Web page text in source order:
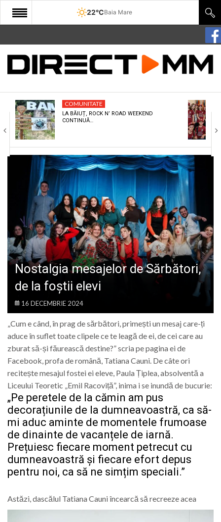
22°CBaia Mare
START
COMUNITATE
CULTURA
ECONOMIE
SANATATE
SPORT
SPECIAL
POLITIC
LIFE
COMUNITATE
LA BĂIUȚ, ROCK N’ ROAD WEEKEND
CONTINUĂ…
Nostalgia mesajelor de Sărbători,
de la foștii elevi
16 DECEMBRIE 2024
„Cum e când, în prag de sărbători, primești un mesaj care-ți
aduce în suflet toate clipele ce te leagă de ei, de cei care au
zburat să-și făurească destine?” scria pe pagina ei de
Facebook, profa de română, Tatiana Cauni. De câte ori
recitește mesajul fostei ei eleve, Paula Țiplea, absolventă a
Liceului Teoretic „Emil Racoviță”, inima i se inundă de bucurie:
„Pe peretele de la cămin am pus
decorațiunile de la dumneavoastră, ca să-
mi aduc aminte de momentele frumoase
de dinainte de vacanțele de iarnă.
Prețuiesc fiecare moment petrecut cu
dumneavoastră și fiecare efort depus
pentru noi, ca să ne simțim speciali.”
Astăzi, dascălul Tatiana Cauniîncearcă să recreeze acea